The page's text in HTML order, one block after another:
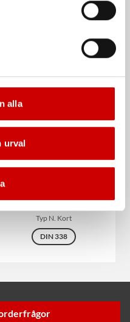
alla
urval
Svarta nitrilhandskar
Nitrilhandskar för engångsbruk
Spiralborr HSS 130°
Typ N. Kort
DIN 338